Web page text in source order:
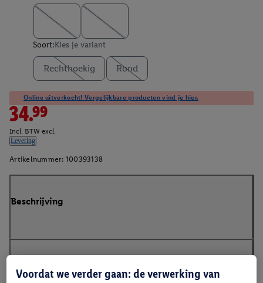
Soort:Kies je variant
Rechthoekig Rond
Online uitverkocht! Vergelijkbare producten vind je hier.
34.99
Incl. BTW excl.
Levering
Artikelnummer: 100393138
Beschrijving
Voordat we verder gaan: de verwerking van